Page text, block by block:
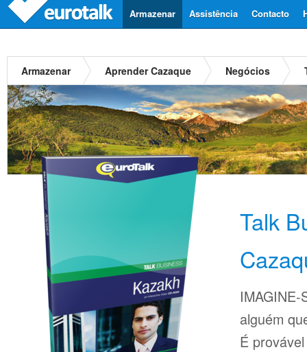
Contacto
Assistência
Armazenar
Armazenar Aprender Cazaque Negócios
Talk
alguém
É